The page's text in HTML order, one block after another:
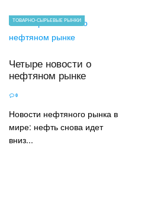
ТОВАРНО-СЫРЬЕВЫЕ РЫНКИ
Четыре новости о
нефтяном рынке
0
Новости нефтяного рынка в
мире: нефть снова идет
вниз...